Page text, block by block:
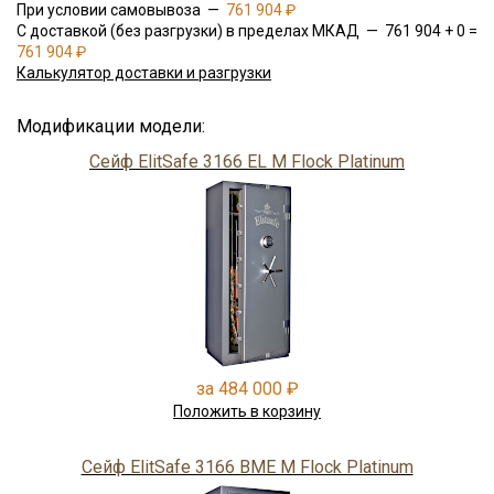
При условии самовывоза — 761 904 ₽
С доставкой (без разгрузки) в пределах МКАД — 761 904 + 0 =
761 904 ₽
Калькулятор доставки и разгрузки
Модификации модели:
Сейф ElitSafe 3166 EL M Flock Platinum
за 484 000 ₽
Положить в корзину
Сейф ElitSafe 3166 BME M Flock Platinum